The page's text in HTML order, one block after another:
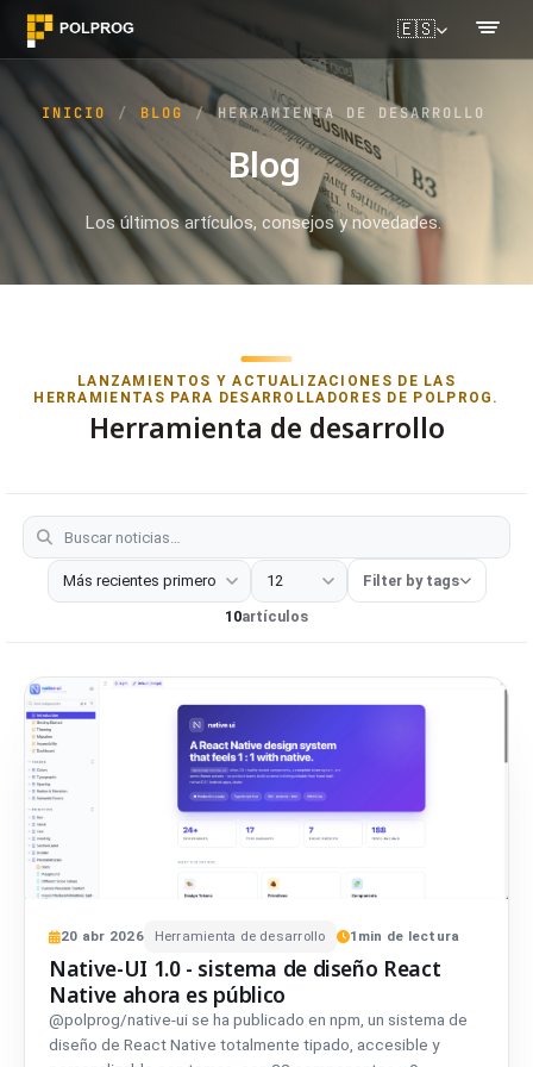
🇪🇸
Blog
Los últimos artículos, consejos y novedades.
INICIO BLOG HERRAMIENTA DE DESARROLLO
LANZAMIENTOS Y ACTUALIZACIONES DE LAS
HERRAMIENTAS PARA DESARROLLADORES DE POLPROG.
Herramienta de desarrollo
Todas Herramienta de desarrollo Extensión del navegador
Filter by tags
10artículos
20 abr 2026 Herramienta de desarrollo 1 min de lectura
Native-UI 1.0 - sistema de diseño React
Native ahora es público
@polprog/native-ui se ha publicado en npm, un sistema de
diseño de React Native totalmente tipado, accesible y